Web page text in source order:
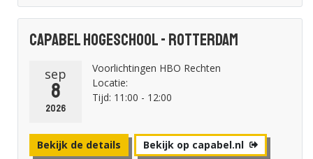
Capabel Hogeschool - Rotterdam
sep
8
2026
Voorlichtingen HBO Rechten
Locatie:
Tijd: 11:00 - 12:00
Bekijk de details Bekijk op capabel.nl